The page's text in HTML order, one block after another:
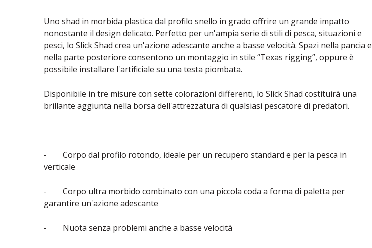
Uno shad in morbida plastica dal profilo snello in grado offrire un grande impatto
nonostante il design delicato. Perfetto per un'ampia serie di stili di pesca, situazioni e
pesci, lo Slick Shad crea un'azione adescante anche a basse velocità. Spazi nella pancia e
nella parte posteriore consentono un montaggio in stile “Texas rigging”, oppure è
possibile installare l'artificiale su una testa piombata.
Disponibile in tre misure con sette colorazioni differenti, lo Slick Shad costituirà una
brillante aggiunta nella borsa dell'attrezzatura di qualsiasi pescatore di predatori.
- Corpo dal profilo rotondo, ideale per un recupero standard e per la pesca in
verticale
- Corpo ultra morbido combinato con una piccola coda a forma di paletta per
garantire un'azione adescante
- Nuota senza problemi anche a basse velocità